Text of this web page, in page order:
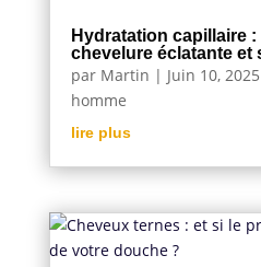
Hydratation capillaire :
chevelure éclatante et
par Martin | Juin 10, 2025
homme
lire plus